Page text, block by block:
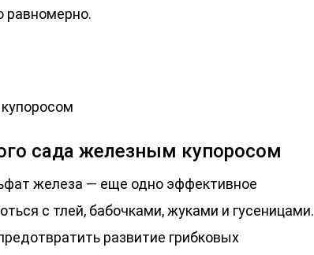
равномерно.
сада железным купоросом
железа — еще одно эффективное
с тлей, бабочками, жуками и гусеницами.
развитие грибковых